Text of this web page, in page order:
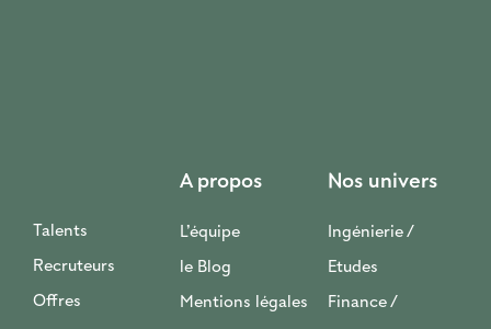
Talents
Recruteurs
Offres
A propos
L’équipe
le Blog
Mentions légales
Nos univers
Ingénierie /
Etudes
Finance /